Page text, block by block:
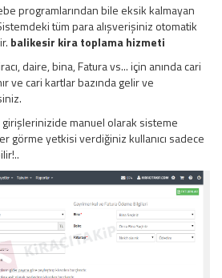
programlarından bile eksik kalmayan
tüm para alışverişiniz otomatik
balikesir kira toplama hizmeti
daire, bina, Fatura vs... için anında cari
ve cari kartlar bazında gelir ve
girişlerinizide manuel olarak sisteme
görme yetkisi verdiğiniz kullanıcı sadece